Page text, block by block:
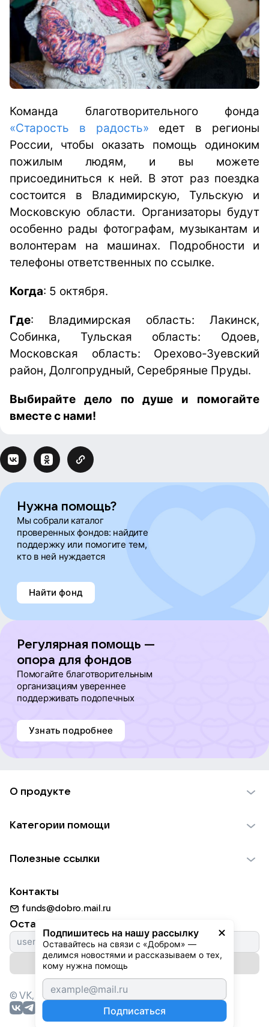
Команда благотворительного фонда
«Старость в радость» едет в регионы
России, чтобы оказать помощь одиноким
пожилым людям, и вы можете
присоединиться к ней. В этот раз поездка
состоится в Владимирскую, Тульскую и
Московскую области. Организаторы будут
особенно рады фотографам, музыкантам и
волонтерам на машинах. Подробности и
телефоны ответственных по ссылке.
Когда: 5 октября.
Где: Владимирская область: Лакинск,
Собинка, Тульская область: Одоев,
Московская область: Орехово-Зуевский
район, Долгопрудный, Серебряные Пруды.
Выбирайте дело по душе и помогайте
вместе с нами!
Нужна помощь?
Мы собрали каталог
проверенных фондов: найдите
поддержку или помогите тем,
кто в ней нуждается
Найти фонд
Регулярная помощь —
опора для фондов
Помогайте благотворительным
организациям увереннее
поддерживать подопечных
Узнать подробнее
Подпишитесь на нашу рассылку
Оставайтесь на связи с «Добром» —
делимся новостями и рассказываем о тех,
кому нужна помощь
Подписаться
О продукте
Использование материалов
Для НКО
Партнерам
Категории помощи
Пожилым
Животным
Природе
Культуре
Фондам
Полезные ссылки
Добрый день
Истории
Автоплатежи
Контакты
funds@dobro.mail.ru
Оставайтесь с нами
Подписаться на рассылку
© VK, 2026г. Все права защищены.